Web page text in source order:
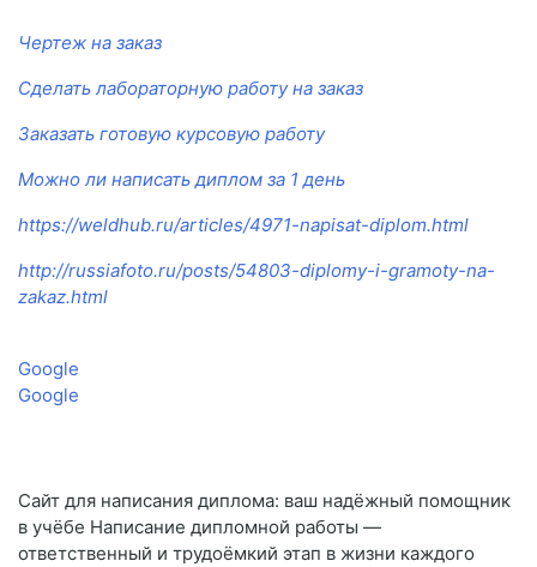
Чертеж на заказ
Сделать лабораторную работу на заказ
Заказать готовую курсовую работу
Можно ли написать диплом за 1 день
https://weldhub.ru/articles/4971-napisat-diplom.html
http://russiafoto.ru/posts/54803-diplomy-i-gramoty-na-
zakaz.html
Google
Google
Сайт для написания диплома: ваш надёжный помощник
в учёбе Написание дипломной работы —
ответственный и трудоёмкий этап в жизни каждого